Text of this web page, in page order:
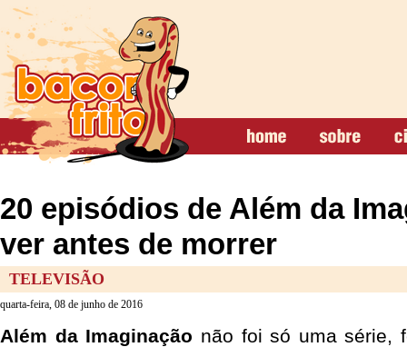
20 episódios de Além da
ver antes de morrer
TELEVISÃO
quarta-feira, 08 de junho de 2016
Além da Imaginação não foi só uma série,